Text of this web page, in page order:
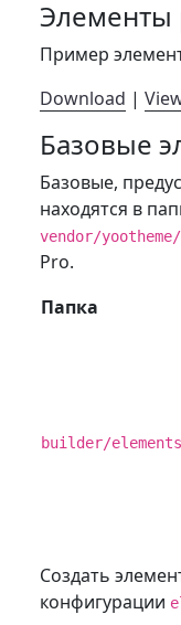
Элементы
Пример
Download |
Базовые
Базовые,
находятся в
vendor/
Pro.
Папка
builder/elements
Создать
конфигурации